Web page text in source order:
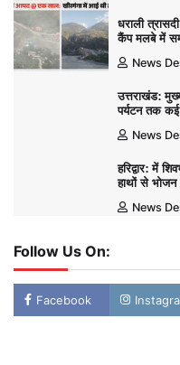
धराली
कैंप मलबे में
News
उत्तराखंड:
पर्यटन तक
News
हरिद्वार: में
हाथों से भोजन
News
Follow Us On:
Facebook